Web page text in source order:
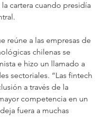
cartera cuando presidía
reúne a las empresas de
chilenas se
e hizo un llamado a
sectoriales. “Las fintech
a través de la
competencia en un
fuera a muchas